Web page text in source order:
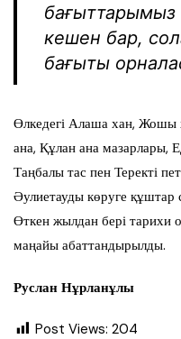
бағыттарымыз
кешен бар,
бағыты
Өлкедегі Алаша хан, Жошы
ана, Құлан ана мазарлары,
Таңбалы тас пен Теректі
Әулиетауды көруге
Өткен жылдан бері тарихи
маңайы абаттандырылды.
Руслан Нұрланұлы
Post Views: 204